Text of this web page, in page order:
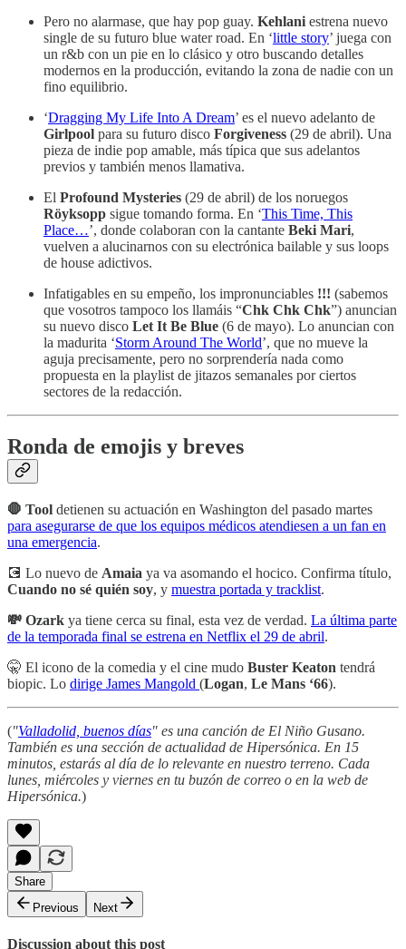
Pero no alarmase, que hay pop guay. Kehlani estrena nuevo
single de su futuro blue water road. En ‘little story’ juega con
un r&b con un pie en lo clásico y otro buscando detalles
modernos en la producción, evitando la zona de nadie con un
fino equilibrio.
‘Dragging My Life Into A Dream’ es el nuevo adelanto de
Girlpool para su futuro disco Forgiveness (29 de abril). Una
pieza de indie pop amable, más típica que sus adelantos
previos y también menos llamativa.
El Profound Mysteries (29 de abril) de los noruegos
Röyksopp sigue tomando forma. En ‘This Time, This
Place…’, donde colaboran con la cantante Beki Mari,
vuelven a alucinarnos con su electrónica bailable y sus loops
de house adictivos.
Infatigables en su empeño, los impronunciables !!! (sabemos
que vosotros tampoco los llamáis “Chk Chk Chk”) anuncian
su nuevo disco Let It Be Blue (6 de mayo). Lo anuncian con
la madurita ‘Storm Around The World’, que no mueve la
aguja precisamente, pero no sorprendería nada como
propuesta en la playlist de jitazos semanales por ciertos
sectores de la redacción.
Ronda de emojis y breves
🛑 Tool detienen su actuación en Washington del pasado martes
para asegurarse de que los equipos médicos atendiesen a un fan en
una emergencia.
💽 Lo nuevo de Amaia ya va asomando el hocico. Confirma título,
Cuando no sé quién soy, y muestra portada y tracklist.
💸 Ozark ya tiene cerca su final, esta vez de verdad. La última parte
de la temporada final se estrena en Netflix el 29 de abril.
🤫 El icono de la comedia y el cine mudo Buster Keaton tendrá
biopic. Lo dirige James Mangold (Logan, Le Mans ‘66).
("Valladolid, buenos días" es una canción de El Niño Gusano.
También es una sección de actualidad de Hipersónica. En 15
minutos, estarás al día de lo relevante en nuestro terreno. Cada
lunes, miércoles y viernes en tu buzón de correo o en la web de
Hipersónica.)
Share
Previous
Next
Discussion about this post